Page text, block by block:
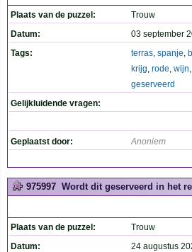
Plaats van de puzzel:
Trouw
Datum:
03 september
Tags:
terras, spanje,
krijg, rode, wijn,
geserveerd
Gelijkluidende vragen:
Geplaatst door: Anoniem
975997 Wordt dit geserveerd in het
Plaats van de puzzel:
Trouw
Datum:
24 augustus